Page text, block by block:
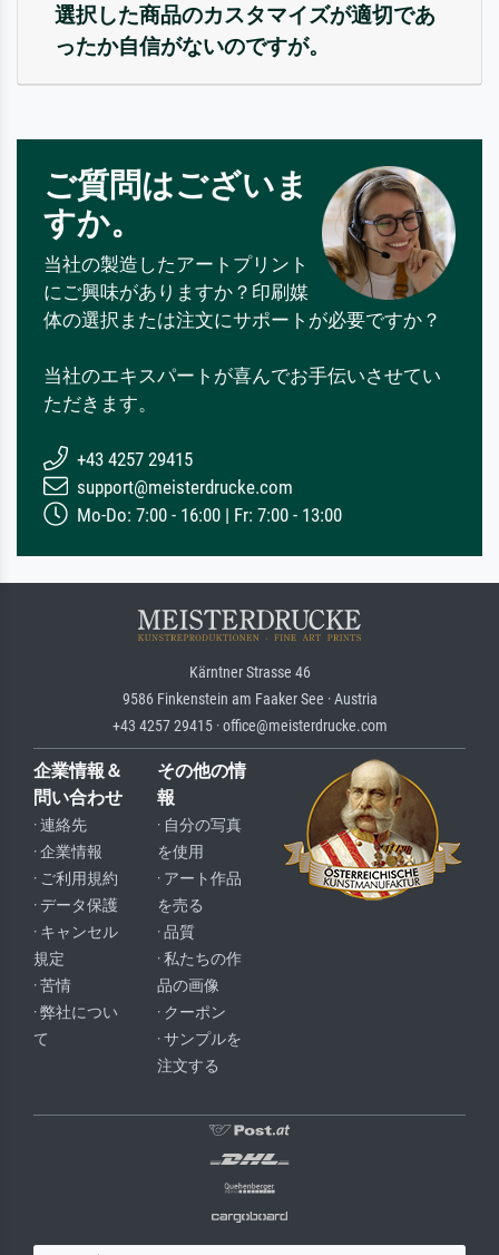
選択した商品のカスタマイズが適切であ
ったか自信がないのですが。
ご質問はございま
すか。
当社の製造したアートプリント
にご興味がありますか？印刷媒
体の選択または注文にサポートが必要ですか？
当社のエキスパートが喜んでお手伝いさせてい
ただきます。
+43 4257 29415
support@meisterdrucke.com
Mo-Do: 7:00 - 16:00 | Fr: 7:00 - 13:00
Kärntner Strasse 46
9586 Finkenstein am Faaker See · Austria
+43 4257 29415 · office@meisterdrucke.com
企業情報＆
問い合わせ
· 連絡先
· 企業情報
· ご利用規約
· データ保護
· キャンセル
規定
· 苦情
· 弊社につい
て
その他の情
報
· 自分の写真
を使用
· アート作品
を売る
· 品質
· 私たちの作
品の画像
· クーポン
· サンプルを
注文する